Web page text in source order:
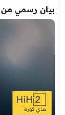
بيان رسمي من